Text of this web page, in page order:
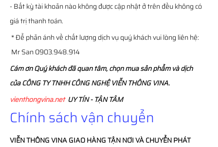
- Bất kỳ tài khoản nào không được cập nhật ở trên đều không có
giá trị thanh toán.
* Để phản ánh về chất lượng dịch vụ quý khách vui lòng liên hệ:
Mr San 0903.948.914
Cám ơn Quý khách đã quan tâm, chọn mua sản phẩm và dịch
của CÔNG TY TNHH CÔNG NGHỆ VIỄN THÔNG VINA.
vienthongvina.netUY TÍN - TẬN TÂM
Chính sách vận chuyển
VIỄN THÔNGVINAGIAO HÀNG TẬN NƠI VÀ CHUYỂN PHÁT